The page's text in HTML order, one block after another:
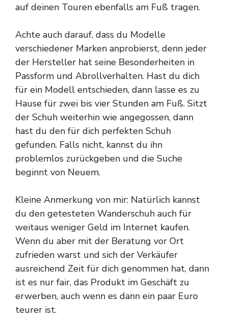
auf deinen Touren ebenfalls am Fuß tragen.
Achte auch darauf, dass du Modelle
verschiedener Marken anprobierst, denn jeder
der Hersteller hat seine Besonderheiten in
Passform und Abrollverhalten. Hast du dich
für ein Modell entschieden, dann lasse es zu
Hause für zwei bis vier Stunden am Fuß. Sitzt
der Schuh weiterhin wie angegossen, dann
hast du den für dich perfekten Schuh
gefunden. Falls nicht, kannst du ihn
problemlos zurückgeben und die Suche
beginnt von Neuem.
Kleine Anmerkung von mir: Natürlich kannst
du den getesteten Wanderschuh auch für
weitaus weniger Geld im Internet kaufen.
Wenn du aber mit der Beratung vor Ort
zufrieden warst und sich der Verkäufer
ausreichend Zeit für dich genommen hat, dann
ist es nur fair, das Produkt im Geschäft zu
erwerben, auch wenn es dann ein paar Euro
teurer ist.